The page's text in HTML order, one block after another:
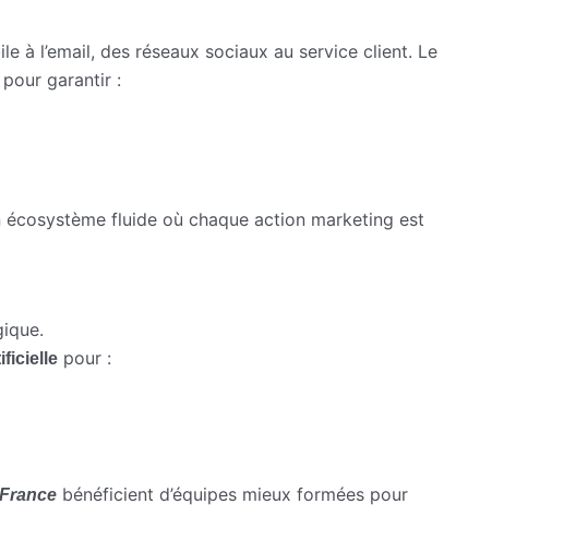
à l’email, des réseaux sociaux au service client. Le
garantir :
écosystème fluide où chaque action marketing est
pour :
bénéficient d’équipes mieux formées pour